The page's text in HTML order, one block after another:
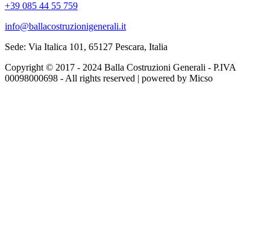
+39 085 44 55 759
info@ballacostruzionigenerali.it
Sede: Via Italica 101, 65127 Pescara, Italia
Copyright © 2017 - 2024 Balla Costruzioni Generali - P.IVA
00098000698 - All rights reserved | powered by Micso